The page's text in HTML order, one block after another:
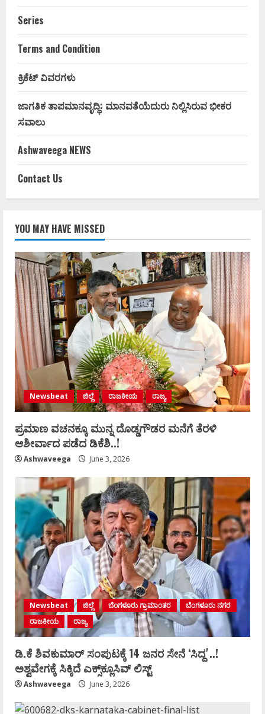
Series
Terms and Condition
ಕ್ರಿಕೆಟ್ ವಿವರಗಳು
ಜಾಗತಿಕ ತಾಪಮಾನವೃದ್ಧಿ: ಮಾನವತೆಯೆದುರು ನಿಲ್ಲಿಸಿರುವ ಭೀಕರ
ಸವಾಲು
Ashwaveega NEWS
Contact Us
YOU MAY HAVE MISSED
Newsbeat ಜಿಲ್ಲೆ ರಾಜಕೀಯ ರಾಜ್ಯ
ಪ್ರಮಾಣ ವಚನಕ್ಕೂ ಮುನ್ನ ದೊಡ್ಡಗೌಡರ ಮನೆಗೆ ತೆರಳಿ
ಆಶೀರ್ವಾದ ಪಡೆದ ಡಿಕೆಶಿ..!
Ashwaveega June 3, 2026
Newsbeat ಜಿಲ್ಲೆ ಬೆಂಗಳೂರು ಗ್ರಾಮಾಂತರ
ಬೆಂಗಳೂರು ನಗರ
ರಾಜಕೀಯ
ರಾಜ್ಯ
ಡಿ.ಕೆ ಶಿವಕುಮಾರ್‌ ಸಂಪುಟಕ್ಕೆ 14 ಜನರ ಸೇನೆ ʻಸಿದ್ದʼ..!
ಅಶ್ವವೇಗಕ್ಕೆ ಸಿಕ್ಕಿದೆ ಎಕ್ಸ್‌ಕ್ಲೂಸಿವ್‌ ಲಿಸ್ಟ್‌
Ashwaveega June 3, 2026